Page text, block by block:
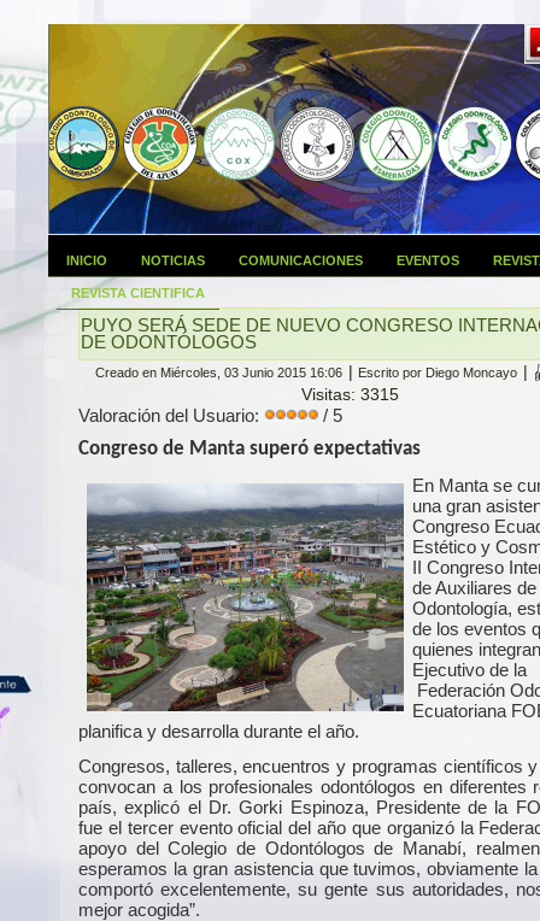
INICIO NOTICIAS COMUNICACIONES EVENTOS
REVISTA CIENTIFICA
PUYO SERÁ SEDE DE NUEVO CONGRESO
DE ODONTÓLOGOS
Creado en Miércoles, 03 Junio 2015 16:06 Escrito por Diego Moncayo
Visitas: 3315
Valoración del Usuario: / 5
Congreso de Manta superó expectativas
En Manta se
una gran
Congreso
Estético y
II Congreso
de Auxiliares de
Odontología,
de los eventos
quienes
Ejecutivo de la
Federación
Ecuatoriana
planifica y desarrolla durante el año.
Congresos, talleres, encuentros y programas científicos
convocan a los profesionales odontólogos en diferentes
país, explicó el Dr. Gorki Espinoza, Presidente de la
fue el tercer evento oficial del año que organizó la
apoyo del Colegio de Odontólogos de Manabí,
esperamos la gran asistencia que tuvimos, obviamente
comportó excelentemente, su gente sus autoridades,
mejor acogida”.